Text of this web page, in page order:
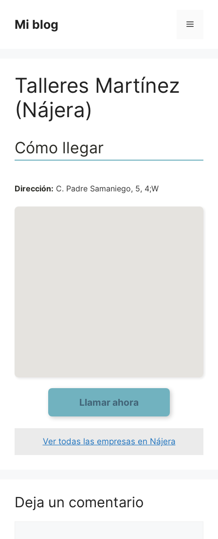
contenido
Mi blog Menú
Talleres Martínez
(Nájera)
Cómo llegar
Dirección: C. Padre Samaniego, 5, 4;W
Llamar ahora
Ver todas las empresas en Nájera
Deja un comentario